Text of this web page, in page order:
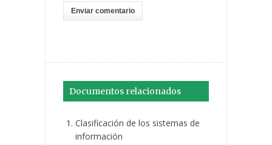
Documentos relacionados
Clasificación de los sistemas de
información